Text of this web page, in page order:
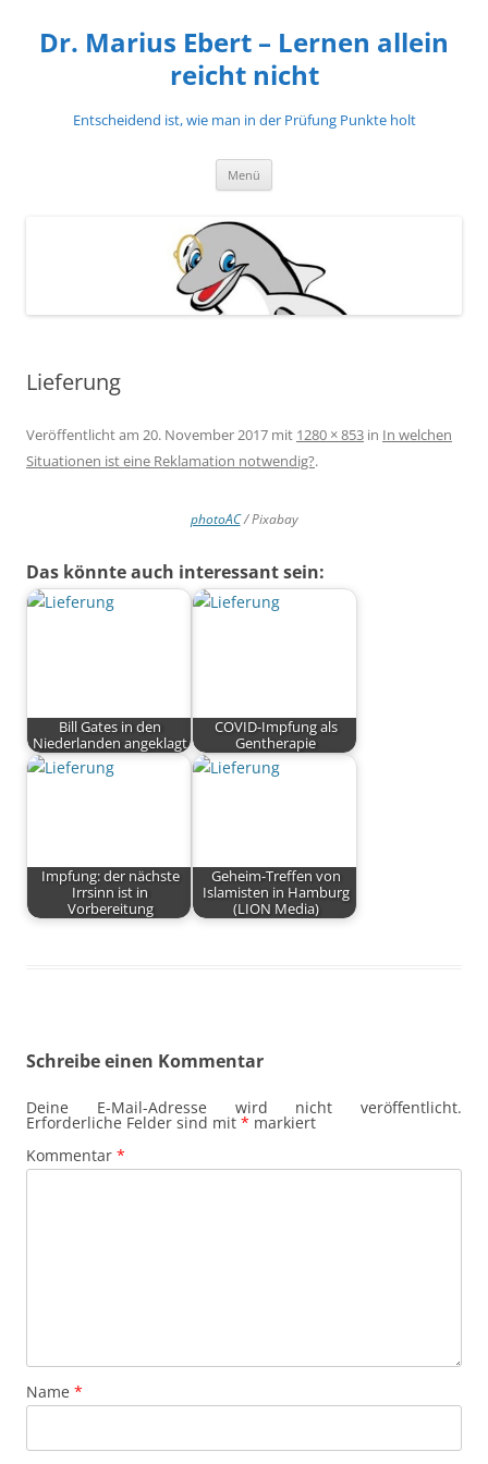
springen
Dr. Marius Ebert – Lernen allein
reicht nicht
Entscheidend ist, wie man in der Prüfung Punkte holt
Menü
Lieferung
Veröffentlicht am 20. November 2017 mit 1280 × 853 in In welchen
Situationen ist eine Reklamation notwendig?.
photoAC/ Pixabay
Das könnte auch interessant sein:
Bill Gates in den
Niederlanden angeklagt
COVID-Impfung als
Gentherapie
Impfung: der nächste
Irrsinn ist in
Vorbereitung
Geheim-Treffen von
Islamisten in Hamburg
(LION Media)
Schreibe einen Kommentar
Deine E-Mail-Adresse wird nicht veröffentlicht.
Erforderliche Felder sind mit * markiert
Kommentar *
Name *